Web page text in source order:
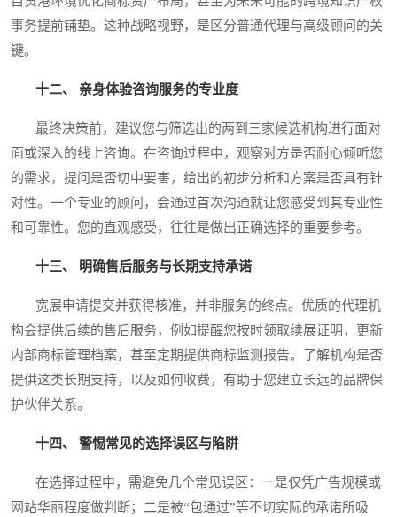
事务提前铺垫。这种战略视野，是区分普通代理与高级顾问的关
键。
十二、 亲身体验咨询服务的专业度
最终决策前，建议您与筛选出的两到三家候选机构进行面对
面或深入的线上咨询。在咨询过程中，观察对方是否耐心倾听您
的需求，提问是否切中要害，给出的初步分析和方案是否具有针
对性。一个专业的顾问，会通过首次沟通就让您感受到其专业性
和可靠性。您的直观感受，往往是做出正确选择的重要参考。
十三、 明确售后服务与长期支持承诺
宽展申请提交并获得核准，并非服务的终点。优质的代理机
构会提供后续的售后服务，例如提醒您按时领取续展证明，更新
内部商标管理档案，甚至定期提供商标监测报告。了解机构是否
提供这类长期支持，以及如何收费，有助于您建立长远的品牌保
护伙伴关系。
十四、 警惕常见的选择误区与陷阱
在选择过程中，需避免几个常见误区：一是仅凭广告规模或
网站华丽程度做判断；二是被“包通过”等不切实际的承诺所吸